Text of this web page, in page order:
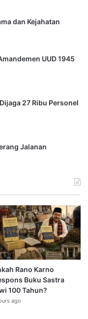
dan Kejahatan
UUD 1945
27 Ribu Personel
Jalanan
Rano Karno
Buku Sastra
100 Tahun?
ago